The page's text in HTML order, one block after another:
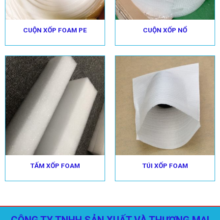
CUỘN XỐP FOAM PE CUỘN XỐP NỔ
TẤM XỐP FOAM TÚI XỐP FOAM